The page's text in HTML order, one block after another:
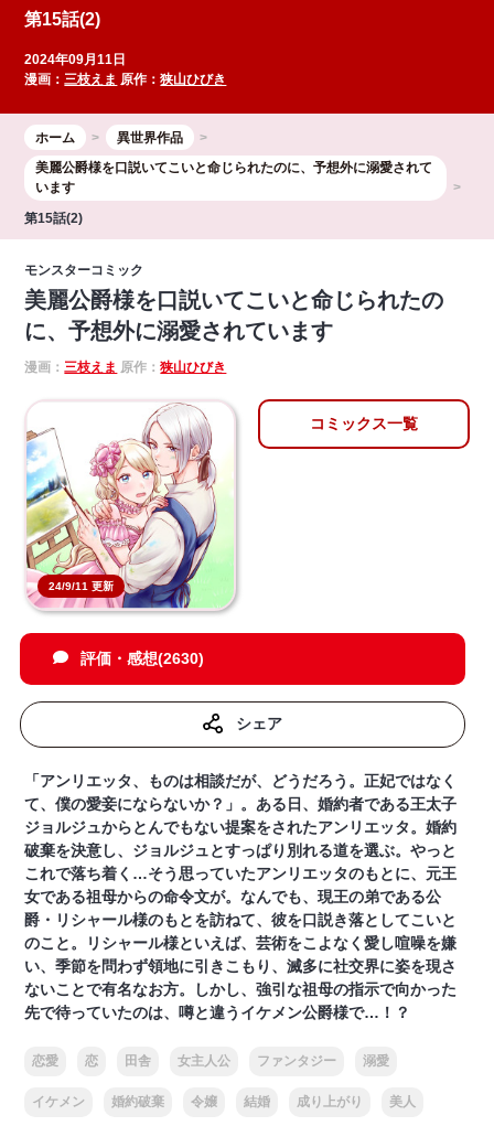
第15話(2)
2024年09月11日
漫画：三枝えま 原作：狭山ひびき
ホーム
異世界作品
美麗公爵様を口説いてこいと命じられたのに、予想外に溺愛されて
います
第15話(2)
モンスターコミック
美麗公爵様を口説いてこいと命じられたの
に、予想外に溺愛されています
漫画：三枝えま 原作：狭山ひびき
24/9/11 更新
コミックス一覧
評価・感想(2630)
シェア
「アンリエッタ、ものは相談だが、どうだろう。正妃ではなく
て、僕の愛妾にならないか？」。ある日、婚約者である王太子
ジョルジュからとんでもない提案をされたアンリエッタ。婚約
破棄を決意し、ジョルジュとすっぱり別れる道を選ぶ。やっと
これで落ち着く…そう思っていたアンリエッタのもとに、元王
女である祖母からの命令文が。なんでも、現王の弟である公
爵・リシャール様のもとを訪ねて、彼を口説き落としてこいと
のこと。リシャール様といえば、芸術をこよなく愛し喧噪を嫌
い、季節を問わず領地に引きこもり、滅多に社交界に姿を現さ
ないことで有名なお方。しかし、強引な祖母の指示で向かった
先で待っていたのは、噂と違うイケメン公爵様で…！？
恋愛 恋 田舎 女主人公 ファンタジー 溺愛
イケメン 婚約破棄 令嬢 結婚 成り上がり 美人